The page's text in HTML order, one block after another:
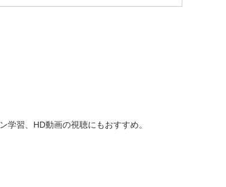
習、HD動画の視聴にもおすすめ。